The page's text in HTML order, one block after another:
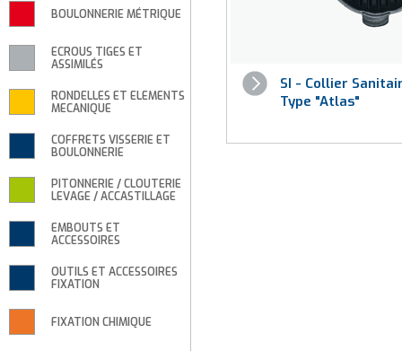
BOULONNERIE MÉTRIQUE
ECROUS TIGES ET
ASSIMILÉS
RONDELLES ET ELEMENTS
MECANIQUE
COFFRETS VISSERIE ET
BOULONNERIE
PITONNERIE / CLOUTERIE
LEVAGE / ACCASTILLAGE
EMBOUTS ET
ACCESSOIRES
OUTILS ET ACCESSOIRES
FIXATION
FIXATION CHIMIQUE
SI - Collier
Type "Atlas"